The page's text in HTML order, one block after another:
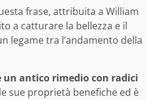
frase, attribuita a William
a catturare la bellezza e il
legame tra l’andamento della
un antico rimedio con radici
sue proprietà benefiche ed è